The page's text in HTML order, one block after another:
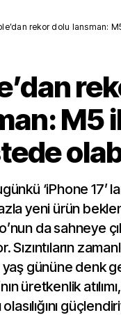
rekor dolu lansman:
M5
‘iPhone 17’
yeni ürün
da sahneye
Sızıntıların
yaş gününe denk
üretkenlik
olasılığını